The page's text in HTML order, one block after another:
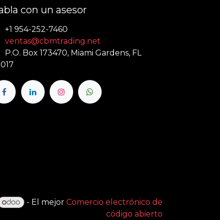
con un asesor
+1 954-252-7460
ventas@cbmtrading.net
P.O. Box 173470, Miami Gardens, FL
- El mejor Comercio electrónico de
código abierto